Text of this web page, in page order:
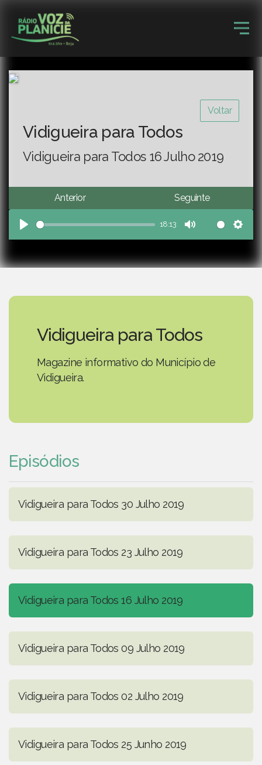
Voltar
Vidigueira para Todos
Vidigueira para Todos 16 Julho 2019
Anterior Seguinte
Play
18:13
Mute
Vidigueira para Todos
Magazine informativo do Município de
Vidigueira.
Episódios
Vidigueira para Todos 30 Julho 2019
Vidigueira para Todos 23 Julho 2019
Vidigueira para Todos 16 Julho 2019
Vidigueira para Todos 09 Julho 2019
Vidigueira para Todos 02 Julho 2019
Vidigueira para Todos 25 Junho 2019